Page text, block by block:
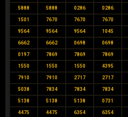
5888 5888 0286 0286
1501 7670 7670 7670
9564 9564 9564 1045
6662 6662 0698 0698
0197 7869 7869 7869
1550 1550 1550 4395
7910 7910 2717 2717
5038 7834 7834 7834
5138 5138 5138 0731
4475 4475 6354 6354